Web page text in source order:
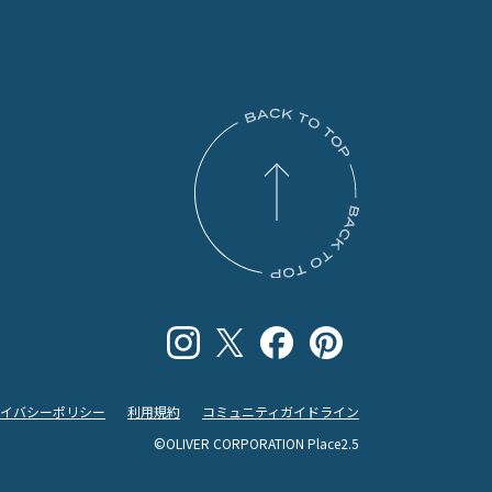
バシーポリシー 利用規約
コミュニティガイドライン
©OLIVER CORPORATION Place2.5